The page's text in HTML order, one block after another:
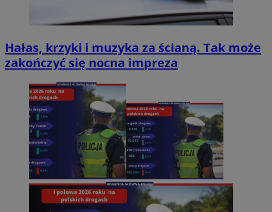
Hałas, krzyki i muzyka za ścianą. Tak może
zakończyć się nocna impreza